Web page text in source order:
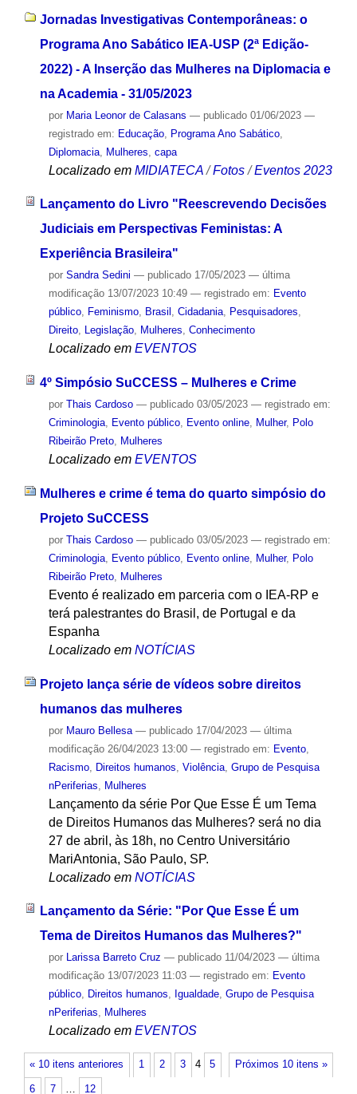
Jornadas Investigativas Contemporâneas: o
Programa Ano Sabático IEA-USP (2ª Edição-
2022) - A Inserção das Mulheres na Diplomacia e
na Academia - 31/05/2023
por Maria Leonor de Calasans — publicado01/06/2023 —
registrado em: Educação, Programa Ano Sabático,
Diplomacia, Mulheres capa
Localizado em MIDIATECA /Fotos /Eventos 2023
Lançamento do Livro "Reescrevendo Decisões
Judiciais em Perspectivas Feministas: A
Experiência Brasileira"
por Sandra Sedini — publicado17/05/2023 — última
modificação13/07/2023 10:49 — registrado em: Evento
público, Feminismo, Brasil , Cidadania, Pesquisadores,
Direito, Legislação, Mulheres, Conhecimento
Localizado em EVENTOS
4º Simpósio SuCCESS – Mulheres e Crime
por Thais Cardoso — publicado03/05/2023 — registrado em:
Criminologia, Evento público, Evento online, Mulher, Polo
Ribeirão Preto, Mulheres
Localizado em EVENTOS
Mulheres e crime é tema do quarto simpósio do
Projeto SuCCESS
por Thais Cardoso — publicado03/05/2023 — registrado em:
Criminologia, Evento público, Evento online, Mulher, Polo
Ribeirão Preto, Mulheres
Evento é realizado em parceria com o IEA-RP e
terá palestrantes do Brasil, de Portugal e da
Espanha
Localizado em NOTÍCIAS
Projeto lança série de vídeos sobre direitos
humanos das mulheres
por Mauro Bellesa — publicado17/04/2023 — última
modificação26/04/2023 13:00 — registrado em: Evento,
Racismo, Direitos humanos Violência, Grupo de Pesquisa
nPeriferias
Mulheres
Lançamento da série Por Que Esse É um Tema
de Direitos Humanos das Mulheres? será no dia
27 de abril, às 18h, no Centro Universitário
MariAntonia, São Paulo, SP.
Localizado em NOTÍCIAS
Lançamento da Série: "Por Que Esse É um
Tema de Direitos Humanos das Mulheres?"
por Larissa Barreto Cruz — publicado11/04/2023 — última
modificação13/07/2023 11:03 — registrado em: Evento
público, Direitos humanos, Igualdade, Grupo de Pesquisa
nPeriferias, Mulheres
Localizado em EVENTOS
« 10 itens anteriores Próximos 10 itens »
1 2 3 4 5
6 7 … 12